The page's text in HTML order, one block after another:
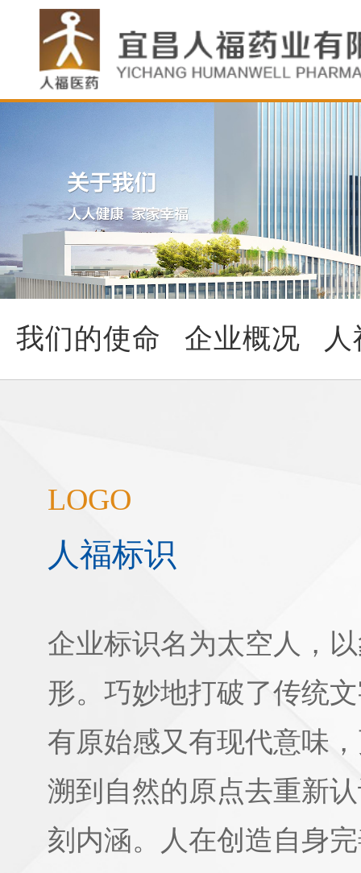
我们的使命 企业概况
LOGO
人福标识
企业标识名为太空人，
形。巧妙地打破了传统
有原始感又有现代意味
溯到自然的原点去重新
刻内涵。人在创造自身